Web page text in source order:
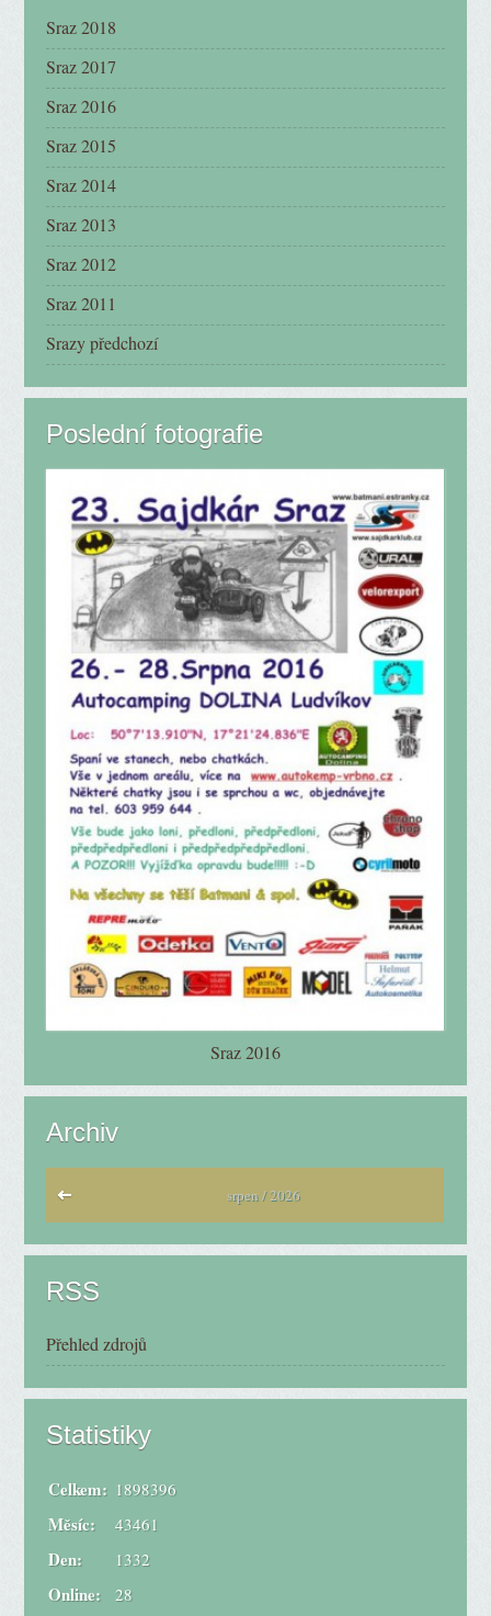
Sraz 2018
Sraz 2017
Sraz 2016
Sraz 2015
Sraz 2014
Sraz 2013
Sraz 2012
Sraz 2011
Srazy předchozí
Poslední fotografie
Sraz 2016
Archiv
srpen / 2026
RSS
Přehled zdrojů
Statistiky
Online: 28
Celkem: 1898396
Měsíc: 43461
Den: 1332